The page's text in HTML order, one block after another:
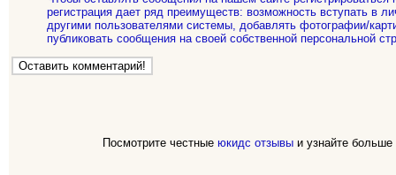
регистрация дает ряд преимуществ: возможность вступать в
другими пользователями системы, добавлять фотографии/
публиковать сообщения на своей собственной персональной
Посмотрите честные юкидс отзывы и узнайте